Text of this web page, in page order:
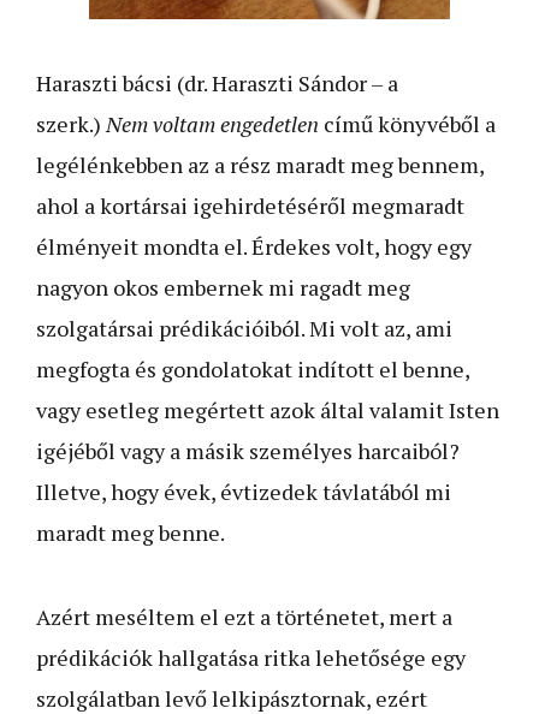
Haraszti bácsi (dr. Haraszti Sándor – a
szerk.) Nem voltam engedetlen című könyvéből a
legélénkebben az a rész maradt meg bennem,
ahol a kortársai igehirdetéséről megmaradt
élményeit mondta el. Érdekes volt, hogy egy
nagyon okos embernek mi ragadt meg
szolgatársai prédikációiból. Mi volt az, ami
megfogta és gondolatokat indított el benne,
vagy esetleg megértett azok által valamit Isten
igéjéből vagy a másik személyes harcaiból?
Illetve, hogy évek, évtizedek távlatából mi
maradt meg benne.
Azért meséltem el ezt a történetet, mert a
prédikációk hallgatása ritka lehetősége egy
szolgálatban levő lelkipásztornak, ezért